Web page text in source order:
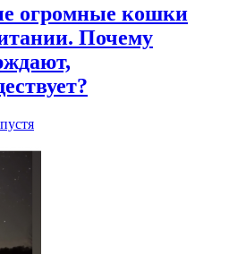
огромные кошки
Почему